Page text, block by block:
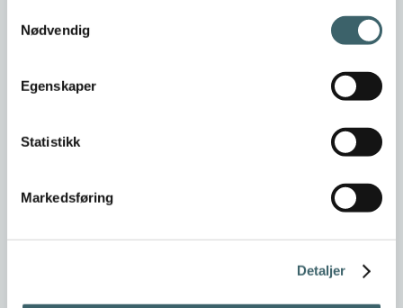
Nødvendig
Egenskaper
Statistikk
Markedsføring
Detaljer